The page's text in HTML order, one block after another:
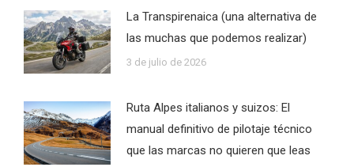
La Transpirenaica (una alternativa de
las muchas que podemos realizar)
3 de julio de 2026
Ruta Alpes italianos y suizos: El
manual definitivo de pilotaje técnico
que las marcas no quieren que leas